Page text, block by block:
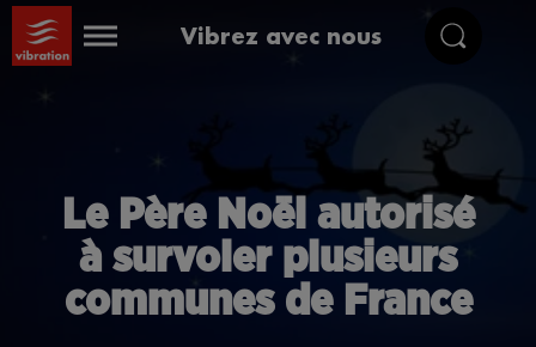
Vibrez avec nous
Le Père Noël autorisé
à survoler plusieurs
communes de France